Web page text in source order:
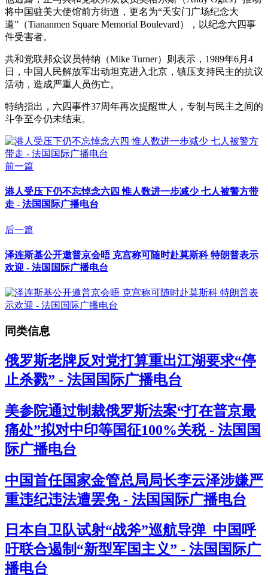
将中国驻美大使馆前方街道，更名为“天安门广场纪念大
道”（Tiananmen Square Memorial Boulevard），以纪念六四事
件受害者。
共和党联邦众议员特纳（Mike Turner）则表示，1989年6月4
日，中国人民解放军出动坦克进入北京，镇压支持民主的抗议
活动，造成严重人员伤亡。
特纳指出，六四事件37周年再次提醒世人，专制与民主之间的
斗争至今仍未结束。
前一篇
港人受压下仍不忘悼念六四 惟人数进一步减少 七人被警方带
走 - 法国国际广播电台
后一篇
泽连斯基公开邀普京会晤 克宫称可随时赴莫斯科 特朗普表示
欢迎 - 法国国际广播电台
同类信息
俄罗斯老牌反对党打算重出江湖要求“停
止杀戮” - 法国国际广播电台
美参院通过制裁俄罗斯法案“打在普京最
痛处”拟对中印等国征100%关税 - 法国国
际广播电台
中国首任国家金管总局局长李云泽涉嫌严
重违纪违法遭罢免 - 法国国际广播电台
日本自卫队试射“战斧”巡航导弹 中国呼
吁联合遏制“新型军国主义” - 法国国际广
播电台